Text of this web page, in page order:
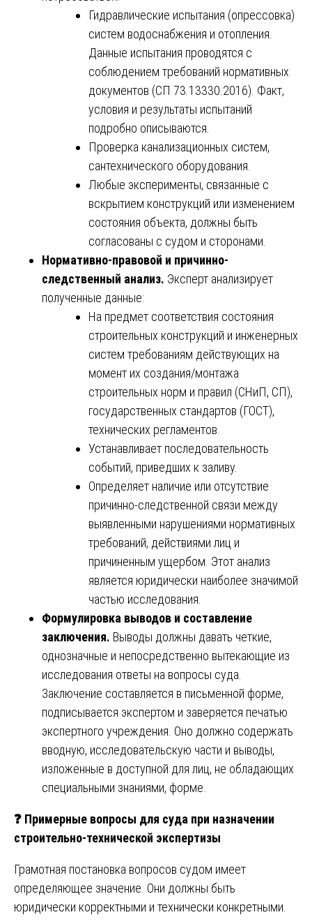
Гидравлические испытания (опрессовка)
систем водоснабжения и отопления.
Данные испытания проводятся с
соблюдением требований нормативных
документов (СП 73.13330.2016). Факт,
условия и результаты испытаний
подробно описываются.
Проверка канализационных систем,
сантехнического оборудования.
Любые эксперименты, связанные с
вскрытием конструкций или изменением
состояния объекта, должны быть
согласованы с судом и сторонами.
Нормативно-правовой и причинно-
следственный анализ. Эксперт анализирует
полученные данные:
На предмет соответствия состояния
строительных конструкций и инженерных
систем требованиям действующих на
момент их создания/монтажа
строительных норм и правил (СНиП, СП),
государственных стандартов (ГОСТ),
технических регламентов.
Устанавливает последовательность
событий, приведших к заливу.
Определяет наличие или отсутствие
причинно-следственной связи между
выявленными нарушениями нормативных
требований, действиями лиц и
причиненным ущербом. Этот анализ
является юридически наиболее значимой
частью исследования.
Формулировка выводов и составление
заключения. Выводы должны давать четкие,
однозначные и непосредственно вытекающие из
исследования ответы на вопросы суда.
Заключение составляется в письменной форме,
подписывается экспертом и заверяется печатью
экспертного учреждения. Оно должно содержать
вводную, исследовательскую части и выводы,
изложенные в доступной для лиц, не обладающих
специальными знаниями, форме.
❓ Примерные вопросы для суда при назначении
строительно-технической экспертизы
Грамотная постановка вопросов судом имеет
определяющее значение. Они должны быть
юридически корректными и технически конкретными.